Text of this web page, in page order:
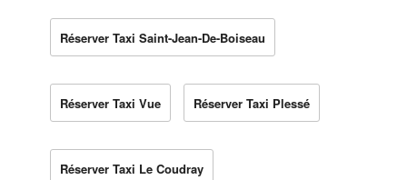
Réserver Taxi Saint-Jean-De-Boiseau
Réserver Taxi Vue Réserver Taxi Plessé
Réserver Taxi Le Coudray